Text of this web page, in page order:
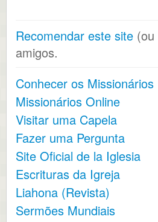
Recomendar este site (ou
amigos.
Conhecer os Missionários
Missionários Online
Visitar uma Capela
Fazer uma Pergunta
Site Oficial de la Iglesia
Escrituras da Igreja
Liahona (Revista)
Sermões Mundiais